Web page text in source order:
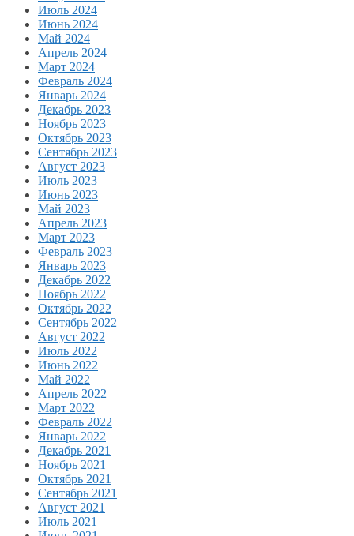
Июль 2024
Июнь 2024
Май 2024
Апрель 2024
Март 2024
Февраль 2024
Январь 2024
Декабрь 2023
Ноябрь 2023
Октябрь 2023
Сентябрь 2023
Август 2023
Июль 2023
Июнь 2023
Май 2023
Апрель 2023
Март 2023
Февраль 2023
Январь 2023
Декабрь 2022
Ноябрь 2022
Октябрь 2022
Сентябрь 2022
Август 2022
Июль 2022
Июнь 2022
Май 2022
Апрель 2022
Март 2022
Февраль 2022
Январь 2022
Декабрь 2021
Ноябрь 2021
Октябрь 2021
Сентябрь 2021
Август 2021
Июль 2021